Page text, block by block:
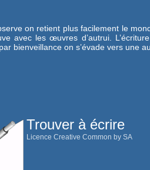
on retient plus facilement le
avec les œuvres d’autrui.
bienveillance on s’évade vers une
Trouver à écrire
Licence Creative Common by SA